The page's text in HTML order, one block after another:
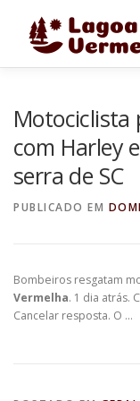
FALE CONOSCO
Motociclista
com Harley
serra de SC
PUBLICADO EM
Bombeiros resgatam
Vermelha. 1 dia atrás.
Cancelar resposta. O …